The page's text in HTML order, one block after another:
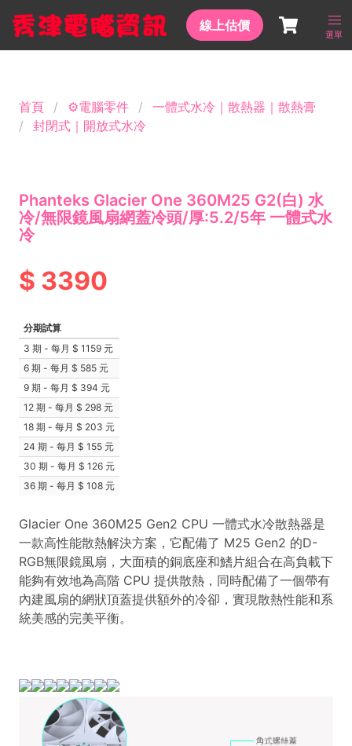
線上估價
選單
首頁 ⚙️電腦零件
一體式水冷｜散熱器｜散熱膏
封閉式｜開放式水冷
Phanteks Glacier One 360M25 G2(白) 水
冷/無限鏡風扇網蓋冷頭/厚:5.2/5年 一體式水
冷
分期試算
3 期 - 每月
1159 元
6 期 - 每月
585 元
9 期 - 每月
394 元
12 期 - 每月
298 元
18 期 - 每月
203 元
24 期 - 每月
155 元
30 期 - 每月
126 元
36 期 - 每月
108 元
3390
Glacier One 360M25 Gen2 CPU 一體式水冷散熱器是
一款高性能散熱解決方案，它配備了 M25 Gen2 的D-
RGB無限鏡風扇，大面積的銅底座和鰭片組合在高負載下
能夠有效地為高階 CPU 提供散熱，同時配備了一個帶有
內建風扇的網狀頂蓋提供額外的冷卻，實現散熱性能和系
統美感的完美平衡。